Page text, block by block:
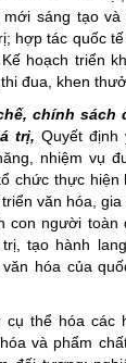
sáng tạo
hợp tác quốc
hoạch triển
đua, khen
chính sách
trị, Quyết định
nhiệm vụ
chức thực
văn hóa,
con người toàn
tạo hành
hóa của
thể hóa các
và phẩm